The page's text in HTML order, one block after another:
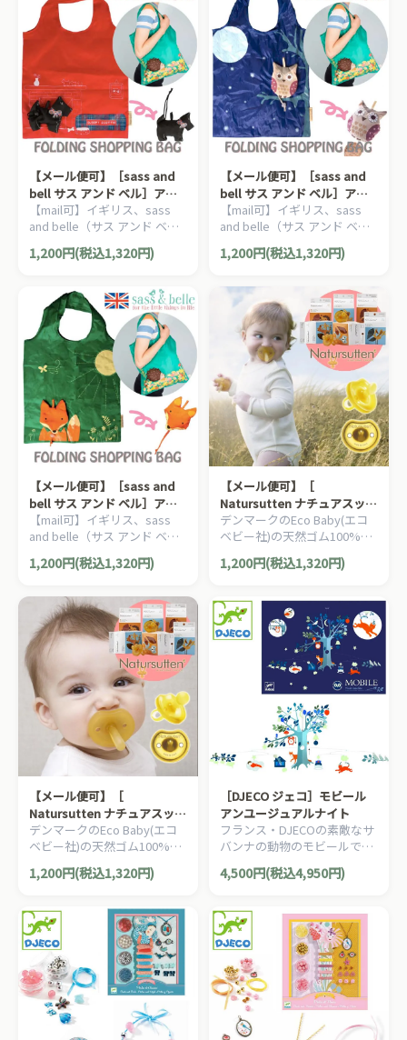
【メール便可】［sass and
bell サス アンド ベル］アニ
マルエコバッグ ヨークシャー
テリア
【mail可】イギリス、sass
and belle（サス アンド ベ
ル）の、ちょっとしたプレゼ
ントにも人気の、動物たちの
1,200円(税込1,320円)
【メール便可】［sass and
bell サス アンド ベル］アニ
マルエコバッグ ふくろう
【mail可】イギリス、sass
and belle（サス アンド ベ
ル）の、ちょっとしたプレゼ
ントにも人気の、動物たちの
1,200円(税込1,320円)
【メール便可】［sass and
bell サス アンド ベル］アニ
マルエコバッグ フォックス
【mail可】イギリス、sass
and belle（サス アンド ベ
ル）の、ちょっとしたプレゼ
ントにも人気の、動物たちの
1,200円(税込1,320円)
【メール便可】［
Natursutten ナチュアスッテ
ン ］ おしゃぶり バタフライ
枠 歯科矯正型
デンマークのEco Baby(エコ
ベビー社)の天然ゴム100%の
おしゃぶり。ベビーにも地球
にもやさしいおしゃぶり
1,200円(税込1,320円)
【メール便可】［
Natursutten ナチュアスッテ
ン ］ おしゃぶり バタフライ
枠 ラウンド型
デンマークのEco Baby(エコ
ベビー社)の天然ゴム100%の
おしゃぶり。ベビーにも地球
にもやさしいおしゃぶり
1,200円(税込1,320円)
［DJECO ジェコ］モビール
アンユージュアルナイト
フランス・DJECOの素敵なサ
バンナの動物のモビールで
す。子供部屋のインテリアだ
けでなく、リビングや階段・
4,500円(税込4,950円)